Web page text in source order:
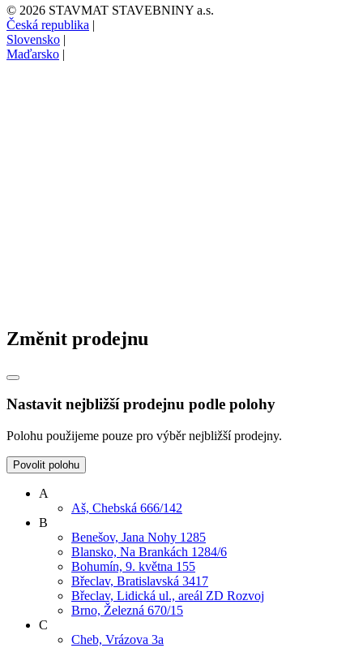
© 2026 STAVMAT STAVEBNINY a.s.
Česká republika |
Slovensko |
Maďarsko |
Změnit prodejnu
Nastavit nejbližší prodejnu podle polohy
Polohu použijeme pouze pro výběr nejbližší prodejny.
Povolit polohu
A
Aš, Chebská 666/142
B
Benešov, Jana Nohy 1285
Blansko, Na Brankách 1284/6
Bohumín, 9. května 155
Břeclav, Bratislavská 3417
Břeclav, Lidická ul., areál ZD Rozvoj
Brno, Železná 670/15
C
Cheb, Vrázova 3a